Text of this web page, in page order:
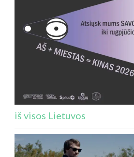
iš visos Lietuvos